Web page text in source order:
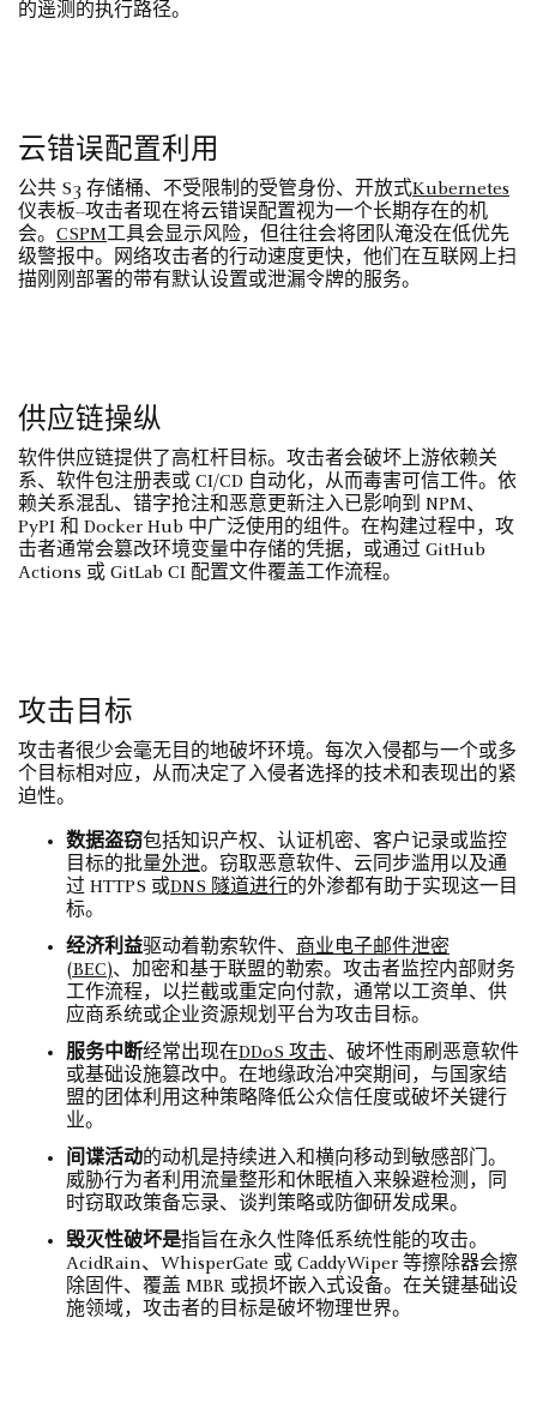
的遥测的执行路径。
云错误配置利用
公共 S3 存储桶、不受限制的受管身份、开放式Kubernetes
仪表板--攻击者现在将云错误配置视为一个长期存在的机
会。 CSPM工具会显示风险，但往往会将团队淹没在低优先
级警报中。网络攻击者的行动速度更快，他们在互联网上扫
描刚刚部署的带有默认设置或泄漏令牌的服务。
供应链操纵
软件供应链提供了高杠杆目标。攻击者会破坏上游依赖关
系、软件包注册表或 CI/CD 自动化，从而毒害可信工件。依
赖关系混乱、错字抢注和恶意更新注入已影响到 NPM、
PyPI 和 Docker Hub 中广泛使用的组件。在构建过程中，攻
击者通常会篡改环境变量中存储的凭据，或通过 GitHub
Actions 或 GitLab CI 配置文件覆盖工作流程。
攻击目标
攻击者很少会毫无目的地破坏环境。每次入侵都与一个或多
个目标相对应，从而决定了入侵者选择的技术和表现出的紧
迫性。
数据盗窃包括知识产权、认证机密、客户记录或监控
目标的批量外泄。窃取恶意软件、云同步滥用以及通
过 HTTPS 或DNS 隧道进行的外渗都有助于实现这一目
标。
经济利益驱动着勒索软件、 商业电子邮件泄密
(BEC)、加密和基于联盟的勒索。攻击者监控内部财务
工作流程，以拦截或重定向付款，通常以工资单、供
应商系统或企业资源规划平台为攻击目标。
服务中断经常出现在DDoS 攻击、破坏性雨刷恶意软件
或基础设施篡改中。在地缘政治冲突期间，与国家结
盟的团体利用这种策略降低公众信任度或破坏关键行
业。
间谍活动的动机是持续进入和横向移动到敏感部门。
威胁行为者利用流量整形和休眠植入来躲避检测，同
时窃取政策备忘录、谈判策略或防御研发成果。
毁灭性破坏是指旨在永久性降低系统性能的攻击。
AcidRain、WhisperGate 或 CaddyWiper 等擦除器会擦
除固件、覆盖 MBR 或损坏嵌入式设备。在关键基础设
施领域，攻击者的目标是破坏物理世界。